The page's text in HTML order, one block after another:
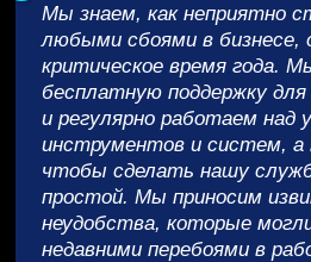
Мы знаем, как неприятно
любыми сбоями в бизнесе,
критическое время года.
бесплатную поддержку для
и регулярно работаем над
инструментов и систем,
чтобы сделать нашу
простой. Мы приносим
неудобства, которые
недавними перебоями в